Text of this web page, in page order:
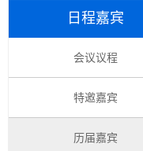
日程嘉宾
会议议程
特邀嘉宾
历届嘉宾